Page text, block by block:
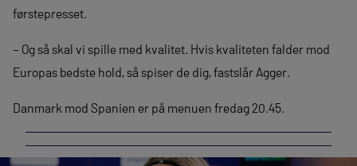
førstepresset.
– Og så skal vi spille med kvalitet. Hvis kvaliteten falder mod
Europas bedste hold, så spiser de dig, fastslår Agger.
Danmark mod Spanien er på menuen fredag 20.45.